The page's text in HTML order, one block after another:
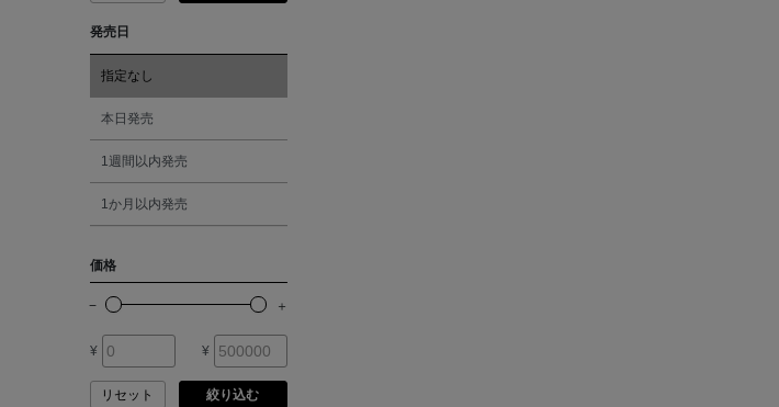
ANTIPAST
ANYA HINDMARCH
ARCS LONDON
レッド
オレンジ
シルバー
発売日
指定なし
本日発売
1週間以内発売
1か月以内発売
価格
¥ ¥
リセット 絞り込む